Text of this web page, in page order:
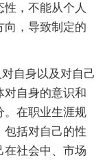
，不能从个人
向，导致制定的
自身以及对自己
对自身的意识和
。在职业生涯规
包括对自己的性
在社会中、市场